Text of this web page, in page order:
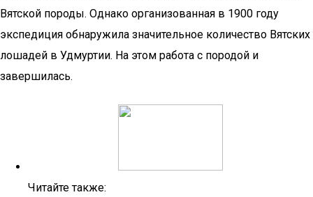
Вятской породы. Однако организованная в 1900 году
экспедиция обнаружила значительное количество Вятских
лошадей в Удмуртии. На этом работа с породой и
завершилась.
Читайте также: